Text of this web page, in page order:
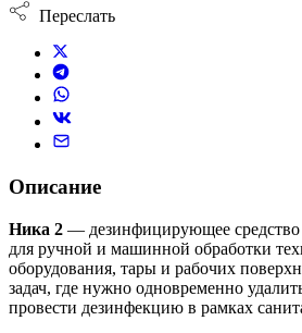
Переслать
Описание
Ника 2 — дезинфицирующее
для ручной и машинной обработки
оборудования, тары и рабочих
задач, где нужно одновременно
провести дезинфекцию в рамках